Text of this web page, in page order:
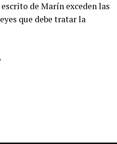
de Marín exceden las
que debe tratar la